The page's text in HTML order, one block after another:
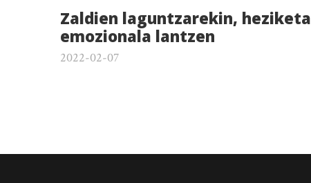
Zaldien laguntzarekin, heziketa
emozionala lantzen
2022-02-07